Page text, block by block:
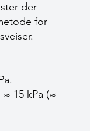
der
for
15 kPa (≈